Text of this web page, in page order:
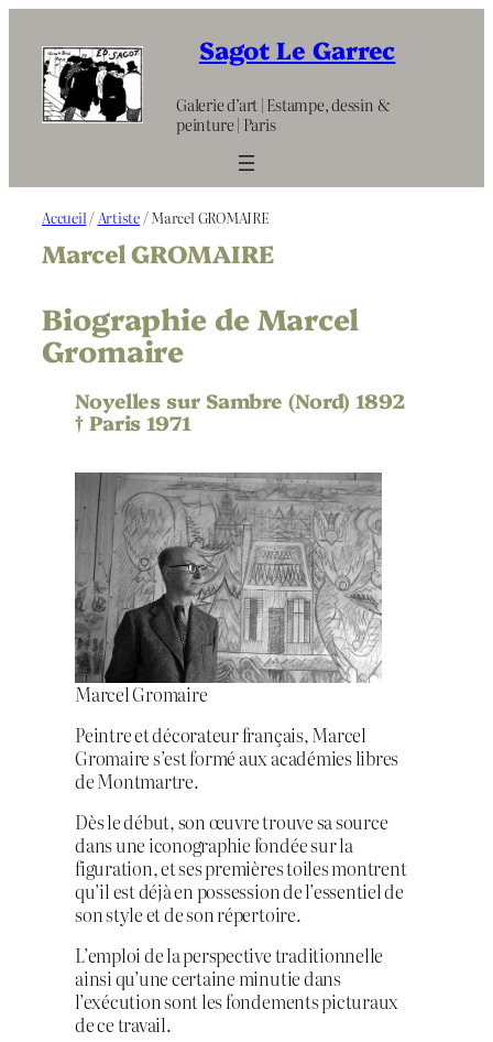
contenu
Sagot Le Garrec
Galerie d’art | Estampe, dessin &
peinture | Paris
Accueil / Artiste/ Marcel GROMAIRE
Marcel GROMAIRE
Biographie de Marcel
Gromaire
Noyelles sur Sambre (Nord) 1892
† Paris 1971
Marcel Gromaire
Peintre et décorateur français, Marcel
Gromaire s’est formé aux académies libres
de Montmartre.
Dès le début, son œuvre trouve sa source
dans une iconographie fondée sur la
figuration, et ses premières toiles montrent
qu’il est déjà en possession de l’essentiel de
son style et de son répertoire.
L’emploi de la perspective traditionnelle
ainsi qu’une certaine minutie dans
l’exécution sont les fondements picturaux
de ce travail.